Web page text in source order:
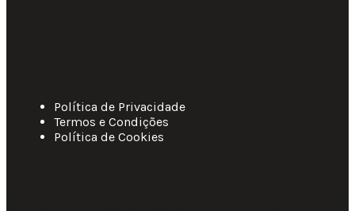
Política de Privacidade
Termos e Condições
Política de Cookies